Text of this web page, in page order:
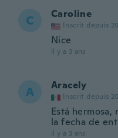
C Caroline
Inscrit depuis
Nice
il y a 3 ans
A Aracely
Inscrit depuis
Está hermosa,
la fecha de
il y a 3 ans